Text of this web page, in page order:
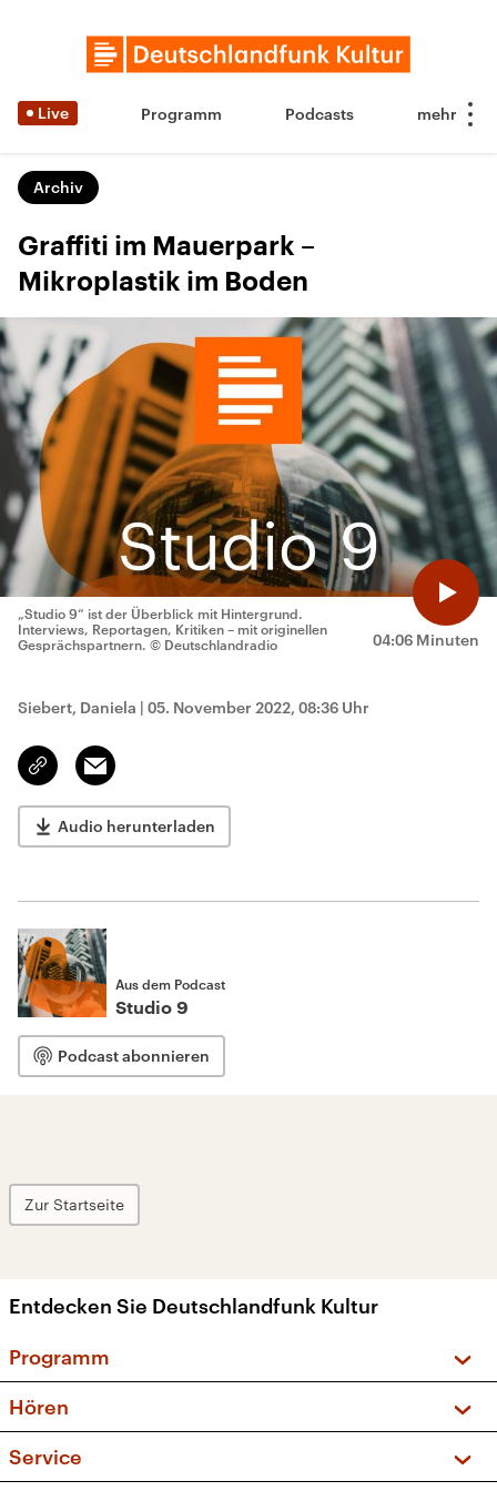
Live Programm Podcasts
Archiv
Graffiti im Mauerpark –
Mikroplastik im Boden
04:06 Minuten
„Studio 9“ ist der Überblick mit Hintergrund.
Interviews, Reportagen, Kritiken – mit originellen
Gesprächspartnern. © Deutschlandradio
Siebert, Daniela | 05. November 2022, 08:36 Uhr
Link
kopieren/teilen
Email
Audio herunterladen
Aus dem Podcast
Studio 9
Podcast abonnieren
Zur Startseite
Entdecken Sie Deutschlandfunk Kultur
Programm
Sendungen und Podcasts
Musikliste
Hören
Frequenzen (UKW + DAB+)
Service